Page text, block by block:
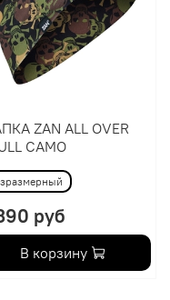
ZAN ALL OVER
CAMO
руб
В корзину